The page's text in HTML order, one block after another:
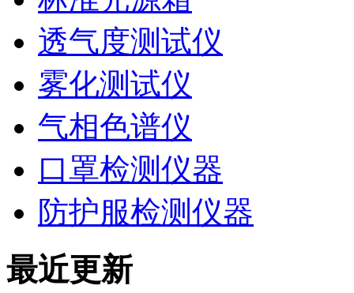
透气度测试仪
雾化测试仪
气相色谱仪
口罩检测仪器
防护服检测仪器
最近更新